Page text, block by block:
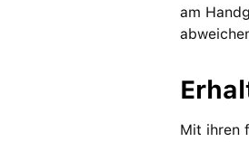
am
Mit ihren